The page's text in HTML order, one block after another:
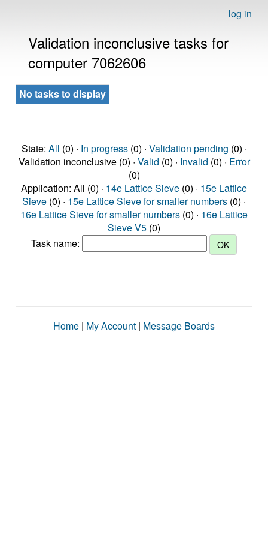
log in
Validation inconclusive tasks for
computer 7062606
No tasks to display
State: All (0) · In progress(0) · Validation pending (0) ·
Validation inconclusive (0) · Valid (0) · Invalid (0) · Error
(0)
Application: All (0) · 14e Lattice Sieve (0) · 15e Lattice
Sieve (0) · 15e Lattice Sieve for smaller numbers (0) ·
16e Lattice Sieve for smaller numbers (0) · 16e Lattice
Sieve V5 (0)
Task name:
Home | My Account | Message Boards